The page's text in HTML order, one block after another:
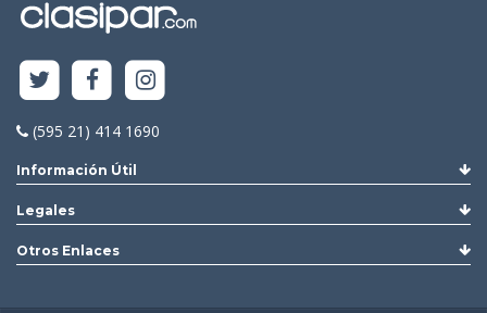
(595 21) 414 1690
Información Útil
Legales
Otros Enlaces